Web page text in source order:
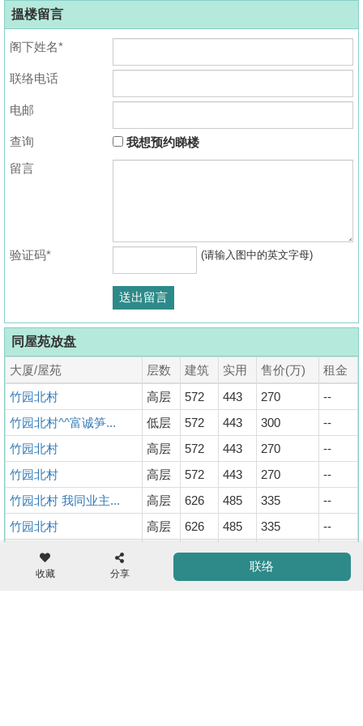
收
藏
楼
盘
ENG
收藏 分享
联络
搵楼留言
阁下姓名*
联络电话
电邮
查询
我想预约睇楼
留言
验证码* (请输入图中的英文字母)
同屋苑放盘
大厦/屋苑 层数 建筑 实用 售价(万)
租金
竹园北村
高层 572 443 270
--
竹园北村^^富诚笋...
低层 572 443 300
--
竹园北村
高层 572 443 270
--
竹园北村
高层 572 443 270
--
竹园北村 我同业主...
高层 626 485 335
--
竹园北村
高层 626 485 335
--
竹园北村
626 485 335
--
竹园北村
572 443 300
--